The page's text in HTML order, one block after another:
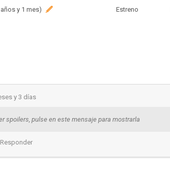
y 1 mes) Estreno
y 3 días
spoilers, pulse en este mensaje para mostrarla
Responder